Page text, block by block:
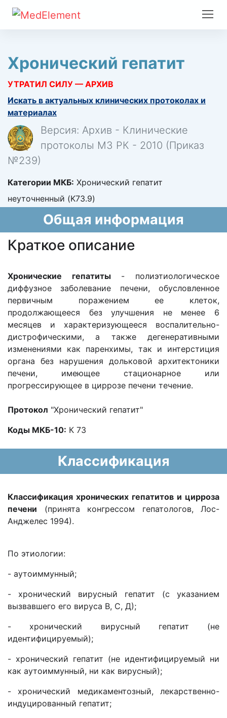
Хронический гепатит
УТРАТИЛ СИЛУ — АРХИВ
Искать в актуальных клинических протоколах и
материалах
Версия: Архив - Клинические
протоколы МЗ РК - 2010 (Приказ
№239)
Категории МКБ: Хронический гепатит
неуточненный (K73.9)
Общая информация
Краткое описание
Хронические гепатиты- полиэтиологическое
диффузное заболевание печени, обусловленное
первичным поражением ее клеток,
продолжающееся без улучшения не менее 6
месяцев и характеризующееся воспалительно-
дистрофическими, а также дегенеративными
изменениями как паренхимы, так и интерстиция
органа без нарушения дольковой архитектоники
печени, имеющее стационарное или
прогрессирующее в циррозе печени течение.
Протокол "Хронический гепатит"
Коды МКБ-10: К 73
Классификация
Классификация хронических гепатитов и цирроза
печени (принята конгрессом гепатологов, Лос-
Анджелес 1994).
По этиологии:
- аутоиммунный;
- хронический вирусный гепатит (с указанием
вызвавшего его вируса В, С, Д);
- хронический вирусный гепатит (не
идентифицируемый);
- хронический гепатит (не идентифицируемый ни
как аутоиммунный, ни как вирусный);
- хронический медикаментозный, лекарственно-
индуцированный гепатит;